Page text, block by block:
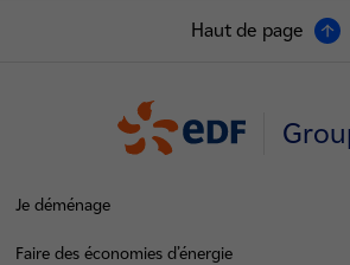
Haut de page
Je déménage
Faire des économies d’énergie